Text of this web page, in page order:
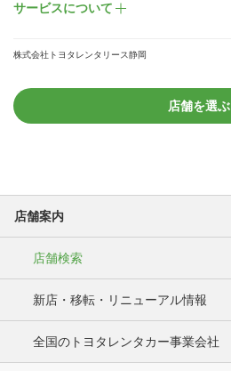
サービスについて
株式会社トヨタレンタリース静岡
店舗を選ぶ
店舗案内
店舗検索
新店・移転・リニューアル情報
全国のトヨタレンタカー事業会社